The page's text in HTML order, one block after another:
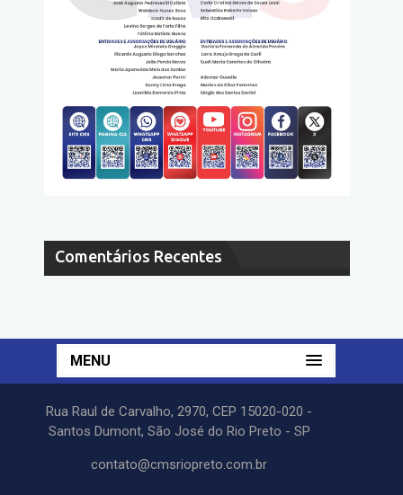
Comentários Recentes
MENU
Rua Raul de Carvalho, 2970, CEP 15020-020 -
Santos Dumont, São José do Rio Preto - SP
contato@cmsriopreto.com.br